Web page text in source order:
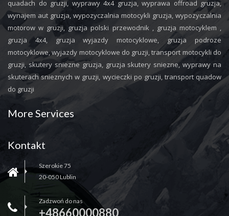
quadach do gruzji, wyprawy 4x4 gruzja, wyprawa offroad gruzja,
wynajem aut gruzja, wypozyczalnia motocykli gruzja, wypozyczalnia
motorow w gruzji, gruzja polski przewodnik , gruzja motocyklem ,
gruzja 4x4, gruzja wyjazdy motocyklowe, gruzja podroze
motocyklowe, wyjazdy motocyklowe do gruzji, transport motocykli do
gruzji, skutery sniezne gruzja, gruzja skutery sniezne, wyprawy na
skuterach snieznych w gruzji, wycieczki po gruzji, transport quadow
do gruzji
More Services
Kontakt
Szerokie 75
20-050 Lublin
Zadzwoń do nas
+48660000880